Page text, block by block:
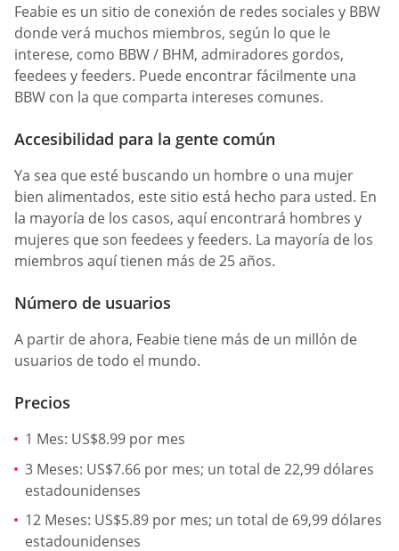
Feabie es un sitio de conexión de redes sociales y BBW
donde verá muchos miembros, según lo que le
interese, como BBW / BHM, admiradores gordos,
feedees y feeders. Puede encontrar fácilmente una
BBW con la que comparta intereses comunes.
Accesibilidad para la gente común
Ya sea que esté buscando un hombre o una mujer
bien alimentados, este sitio está hecho para usted. En
la mayoría de los casos, aquí encontrará hombres y
mujeres que son feedees y feeders. La mayoría de los
miembros aquí tienen más de 25 años.
Número de usuarios
A partir de ahora, Feabie tiene más de un millón de
usuarios de todo el mundo.
Precios
1 Mes: US$8.99 por mes
3 Meses: US$7.66 por mes; un total de 22,99 dólares
estadounidenses
12 Meses: US$5.89 por mes; un total de 69,99 dólares
estadounidenses